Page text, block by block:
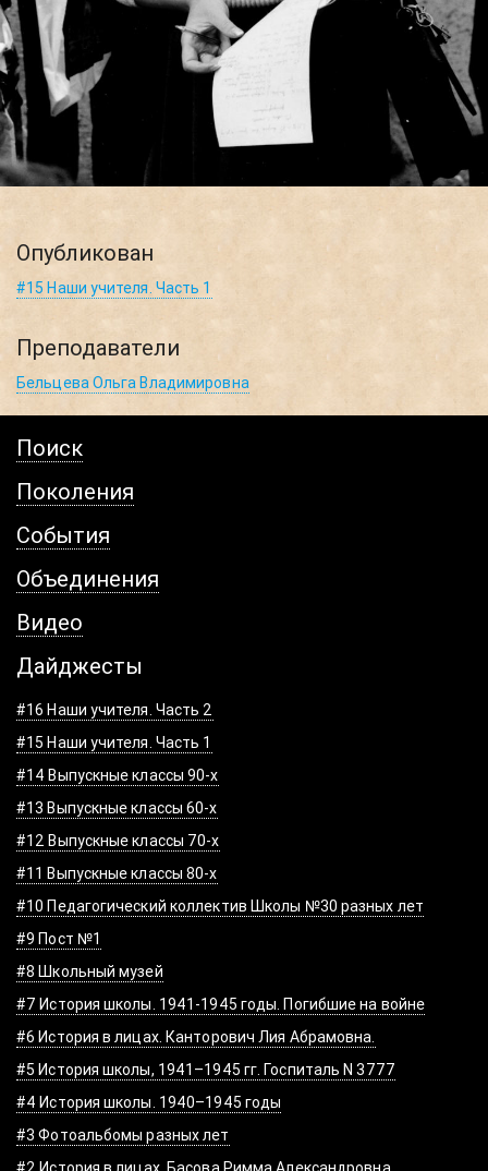
Опубликован
#15 Наши учителя. Часть 1
Преподаватели
Бельцева Ольга Владимировна
Поиск
Поколения
События
Объединения
Видео
Дайджесты
#16 Наши учителя. Часть 2
#15 Наши учителя. Часть 1
#14 Выпускные классы 90-х
#13 Выпускные классы 60-х
#12 Выпускные классы 70-х
#11 Выпускные классы 80-х
#10 Педагогический коллектив Школы №30 разных лет
#9 Пост №1
#8 Школьный музей
#7 История школы. 1941-1945 годы. Погибшие на войне
#6 История в лицах. Канторович Лия Абрамовна.
#5 История школы, 1941–1945 гг. Госпиталь N 3777
#4 История школы. 1940–1945 годы
#3 Фотоальбомы разных лет